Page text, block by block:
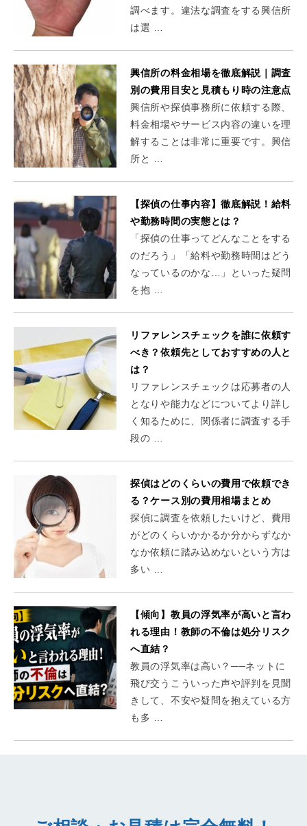
調べます。違法な調査をする興信所
は選 …
興信所の料金相場を徹底解説｜調査
別の費用目安と見積もり時の注意点
興信所や探偵事務所に依頼する際、
料金相場やサービス内容の違いを理
解することは非常に重要です。興信
所と …
【探偵の仕事内容】徹底解説！給料
や勤務時間の実態とは？
「探偵の仕事ってどんなことをする
のだろう」「給料や勤務時間はどう
なっているのかな…」といった疑問
を抱 …
リファレンスチェックを誰に依頼す
べき？依頼先としておすすめの人と
は？
リファレンスチェックは応募者の人
となりや能力などについてより詳し
く知るために、関係者に調査する手
段の …
探偵はどのくらいの費用で依頼でき
る？ケース別の費用相場まとめ
探偵に調査を依頼したいけど、費用
がどのくらいかかるか分からずなか
なか依頼に踏み込めないという方は
多い …
【傾向】教員の浮気率が高いと言わ
れる理由！教師の不倫は処分リスク
へ直結？
教員の浮気率は高い？──ネットに
飛び交うこういった声や評判を見聞
きして、不安や疑問を抱えている方
も多 …